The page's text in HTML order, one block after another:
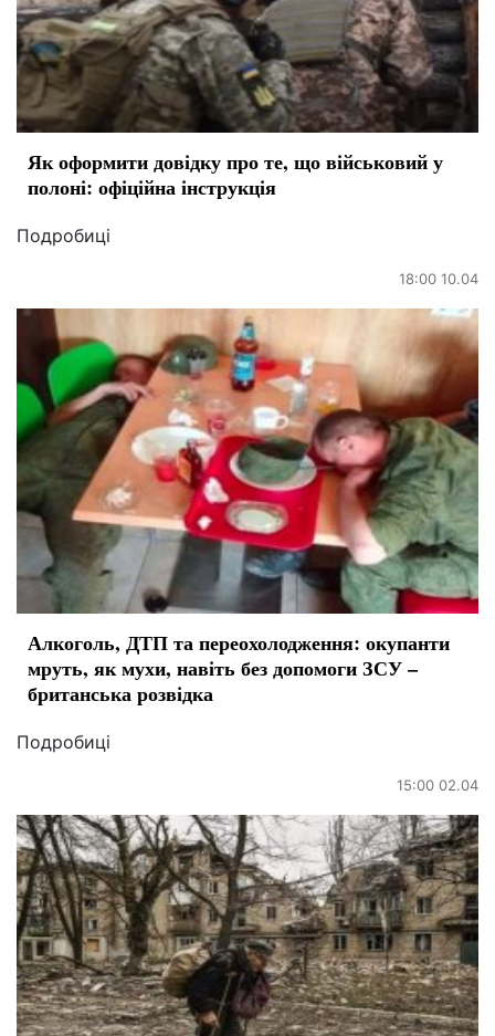
Як оформити довідку про те, що військовий у
полоні: офіційна інструкція
Подробиці
18:00 10.04
Алкоголь, ДТП та переохолодження: окупанти
мруть, як мухи, навіть без допомоги ЗСУ –
британська розвідка
Подробиці
15:00 02.04